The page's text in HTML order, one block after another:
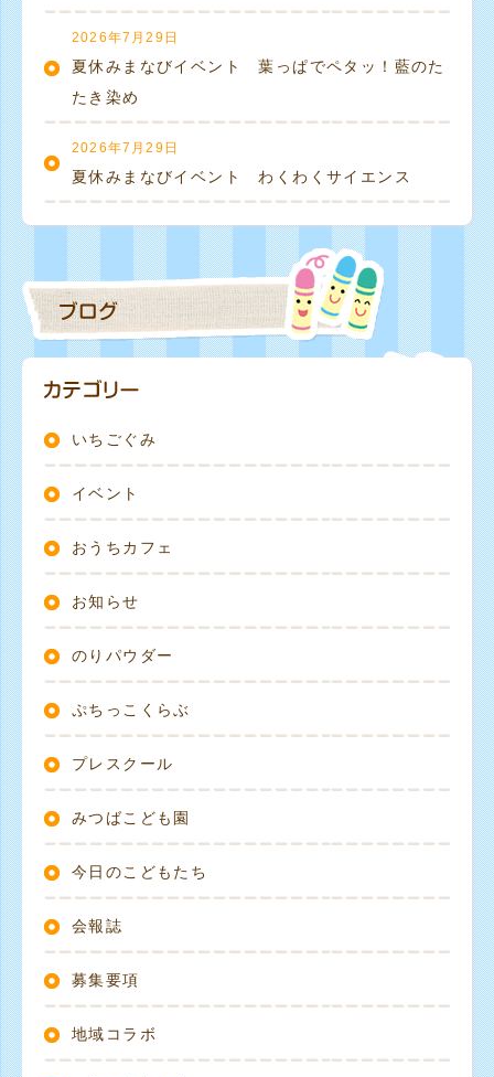
2026年7月29日
夏休みまなびイベント 葉っぱでペタッ！藍のた
たき染め
2026年7月29日
夏休みまなびイベント わくわくサイエンス
いちごぐみ
イベント
おうちカフェ
お知らせ
のりパウダー
ぷちっこくらぶ
プレスクール
みつばこども園
今日のこどもたち
会報誌
募集要項
地域コラボ